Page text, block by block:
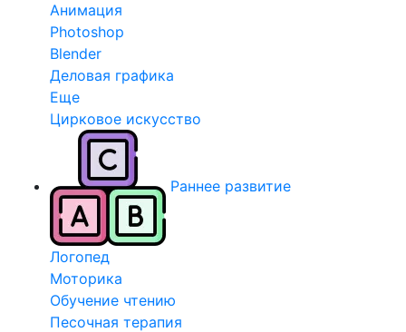
Анимация
Photoshop
Blender
Деловая графика
Еще
Цирковое искусство
Раннее развитие
Логопед
Моторика
Обучение чтению
Песочная терапия